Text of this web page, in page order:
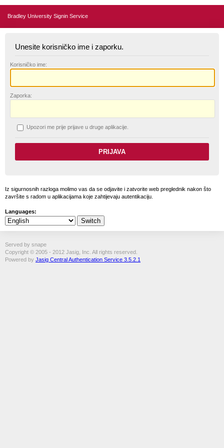
Bradley University Signin Service
Unesite korisničko ime i zaporku.
Korisničko ime:
Zaporka:
Upozori me prije prijave u druge aplikacije.
Iz sigurnosnih razloga molimo vas da se odjavite i zatvorite web preglednik nakon što
završite s radom u aplikacijama koje zahtijevaju autentikaciju.
Languages:
Served by snape
Copyright © 2005 - 2012 Jasig, Inc. All rights reserved.
Powered by Jasig Central Authentication Service 3.5.2.1